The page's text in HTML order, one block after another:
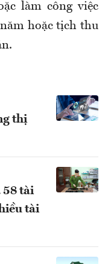
làm công việc
hoặc tịch thu
thị
58 tài
tài